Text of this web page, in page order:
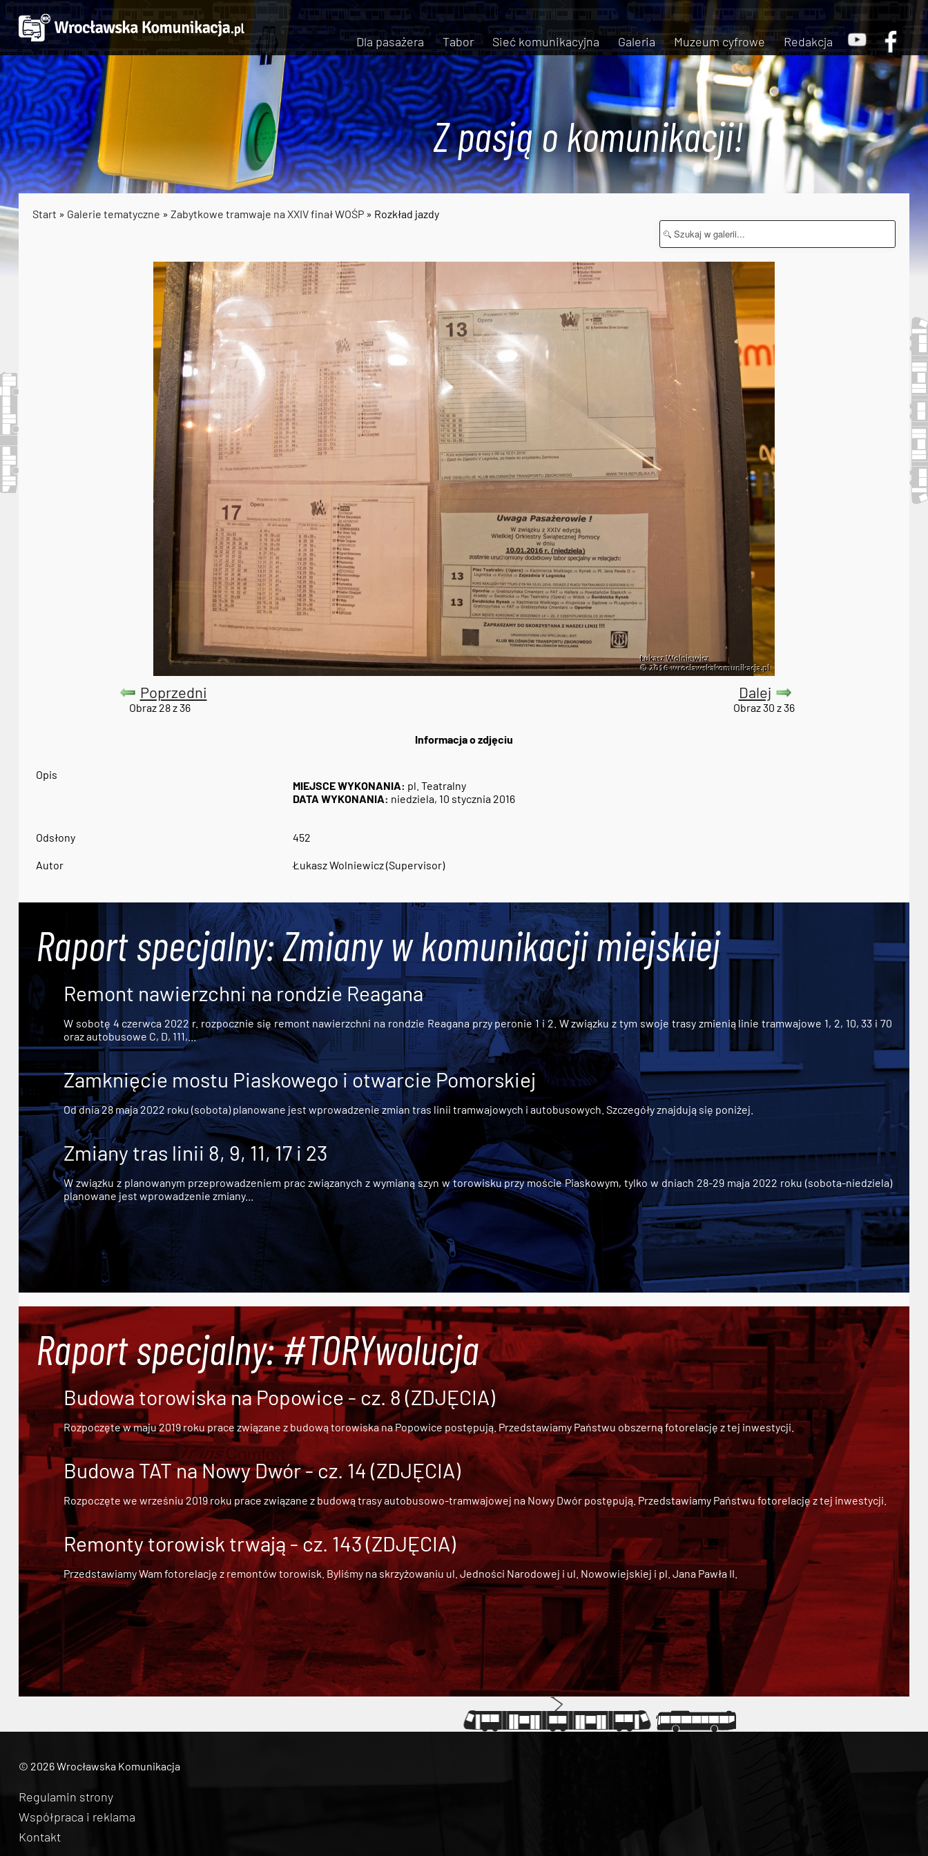
Dla pasażera Tabor Sieć komunikacyjna Galeria Muzeum cyfrowe Redakcja
Z pasją o komunikacji!
Start » Galerie tematyczne » Zabytkowe tramwaje na XXIV finał WOŚP » Rozkład jazdy
Poprzedni
Obraz 28 z 36
Dalej
Obraz 30 z 36
Informacja o zdjęciu
Opis
MIEJSCE WYKONANIA: pl. Teatralny
DATA WYKONANIA: niedziela, 10 stycznia 2016
Odsłony 452
Autor Łukasz Wolniewicz (Supervisor)
Raport specjalny: Zmiany w komunikacji miejskiej
Remont nawierzchni na rondzie Reagana
W sobotę 4 czerwca 2022 r. rozpocznie się remont nawierzchni na rondzie Reagana przy peronie 1 i 2. W związku z tym swoje trasy zmienią linie tramwajowe 1, 2, 10, 33 i 70
oraz autobusowe C, D, 111,...
Zamknięcie mostu Piaskowego i otwarcie Pomorskiej
Od dnia 28 maja 2022 roku (sobota) planowane jest wprowadzenie zmian tras linii tramwajowych i autobusowych. Szczegóły znajdują się poniżej.
Zmiany tras linii 8, 9, 11, 17 i 23
W związku z planowanym przeprowadzeniem prac związanych z wymianą szyn w torowisku przy moście Piaskowym, tylko w dniach 28-29 maja 2022 roku (sobota-niedziela)
planowane jest wprowadzenie zmiany...
Raport specjalny: #TORYwolucja
Budowa torowiska na Popowice - cz. 8 (ZDJĘCIA)
Rozpoczęte w maju 2019 roku prace związane z budową torowiska na Popowice postępują. Przedstawiamy Państwu obszerną fotorelację z tej inwestycji.
Budowa TAT na Nowy Dwór - cz. 14 (ZDJĘCIA)
Rozpoczęte we wrześniu 2019 roku prace związane zbudową trasy autobusowo-tramwajowej na Nowy Dwórpostępują. Przedstawiamy Państwu fotorelację z tej inwestycji.
Remonty torowisk trwają - cz. 143 (ZDJĘCIA)
Przedstawiamy Wam fotorelację z remontów torowisk. Byliśmy na skrzyżowaniu ul. Jedności Narodowej i ul. Nowowiejskiej i pl. Jana Pawła II.
© 2026 Wrocławska Komunikacja
Regulamin strony
Współpraca i reklama
Kontakt